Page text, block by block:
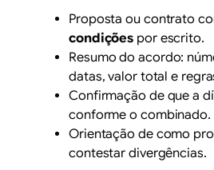
Proposta ou contrato
condições por escrito.
Resumo do acordo:
datas, valor total e
Confirmação de que a
conforme o combinado.
Orientação de como
contestar divergências.